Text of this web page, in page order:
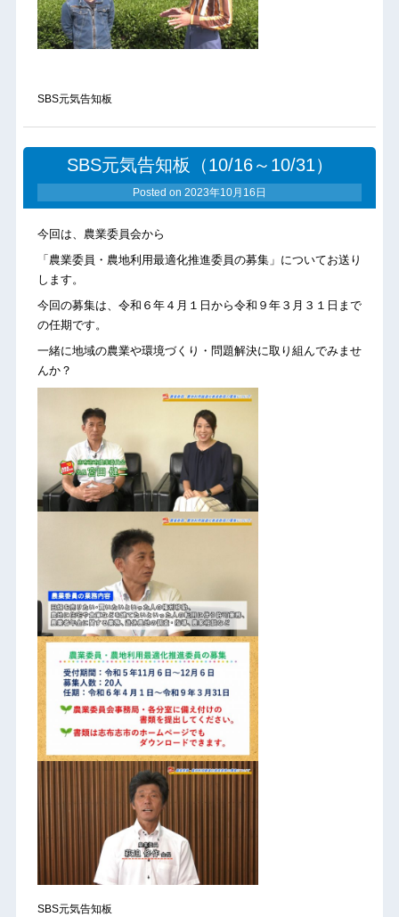
SBS元気告知板
SBS元気告知板（10/16～10/31）
Posted on 2023年10月16日
今回は、農業委員会から
「農業委員・農地利用最適化推進委員の募集」についてお送り
します。
今回の募集は、令和６年４月１日から令和９年３月３１日まで
の任期です。
一緒に地域の農業や環境づくり・問題解決に取り組んでみませ
んか？
SBS元気告知板